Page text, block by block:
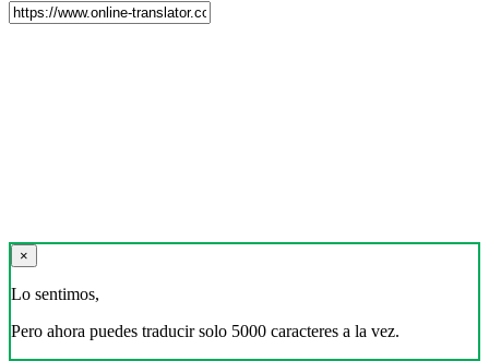
×
Lo sentimos,
Pero ahora puedes traducir solo 5000 caracteres a la vez.